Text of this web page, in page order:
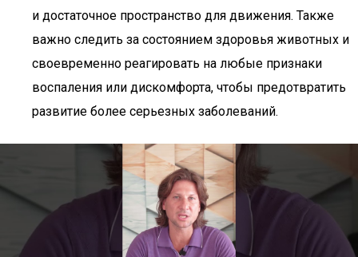
и достаточное пространство для движения. Также
важно следить за состоянием здоровья животных и
своевременно реагировать на любые признаки
воспаления или дискомфорта, чтобы предотвратить
развитие более серьезных заболеваний.